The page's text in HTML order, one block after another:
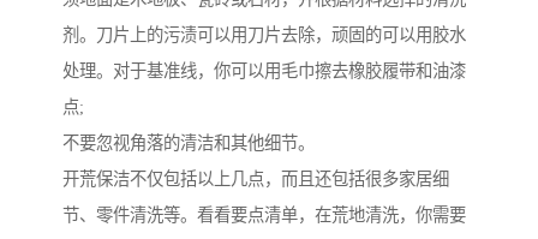
剂。刀片上的污渍可以用刀片去除，顽固的可以用胶水
处理。对于基准线，你可以用毛巾擦去橡胶履带和油漆
点;
不要忽视角落的清洁和其他细节。
开荒保洁不仅包括以上几点，而且还包括很多家居细
节、零件清洗等。看看要点清单，在荒地清洗，你需要